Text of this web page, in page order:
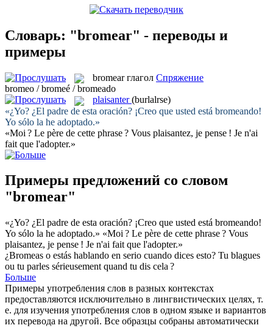
Словарь: "bromear" - переводы и
примеры
bromear глагол Спряжение
bromeo / bromeé / bromeado
plaisanter (burlalrse)
«¿Yo? ¿El padre de esta oración? ¡Creo que usted está bromeando!
Yo sólo la he adoptado.»
«Moi ? Le père de cette phrase ? Vous plaisantez, je pense ! Je n'ai
fait que l'adopter.»
Примеры предложений со словом
"bromear"
«¿Yo? ¿El padre de esta oración? ¡Creo que usted está bromeando!
Yo sólo la he adoptado.» «Moi ? Le père de cette phrase ? Vous
plaisantez, je pense ! Je n'ai fait que l'adopter.»
¿Bromeas o estás hablando en serio cuando dices esto? Tu blagues
ou tu parles sérieusement quand tu dis cela ?
Больше
Примеры употребления слов в разных контекстах
предоставляются исключительно в лингвистических целях, т.
е. для изучения употребления слов в одном языке и вариантов
их перевода на другой. Все образцы собраны автоматически